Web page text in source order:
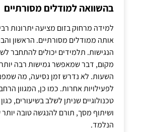
בהשוואה למודלים מסורתיים
למידה מרחוק בזום מציעה יתרונות
אותה ממודלים מסורתיים. הראשון
הנגישות. תלמידים יכולים להתחבר
מקום, דבר שמאפשר גמישות רבה
השעות. לא נדרש זמן נסיעה, מה
לפעילויות אחרות. כמו כן, המגוון
טכנולוגיים שניתן לשלב בשיעורים,
ושיתוף מסך, תורם להנגשה טובה
הנלמד.